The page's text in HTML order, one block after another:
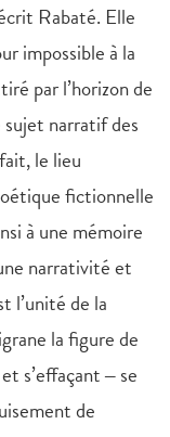
Rabaté. Elle
impossible à la
par l’horizon de
narratif des
le lieu
fictionnelle
à une mémoire
narrativité et
l’unité de la
la figure de
s’effaçant ‒ se
de